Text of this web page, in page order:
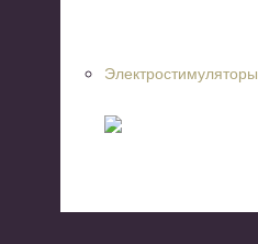
Электростимуляторы